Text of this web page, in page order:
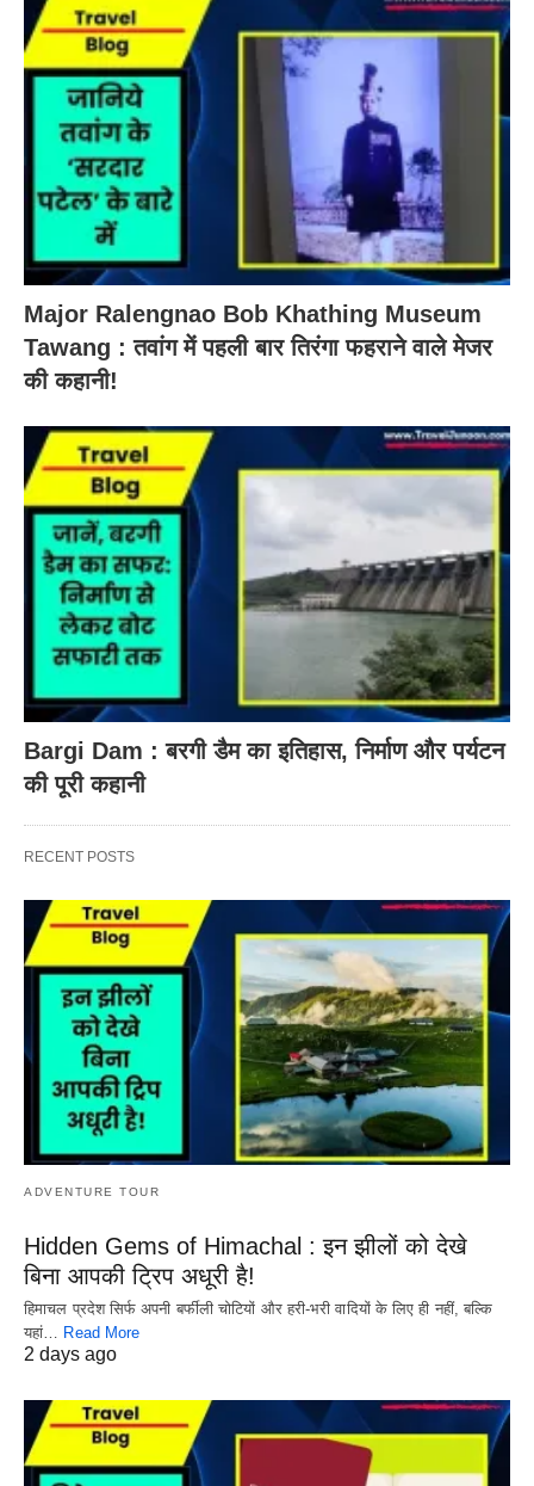
Major Ralengnao Bob Khathing Museum
Tawang : तवांग में पहली बार तिरंगा फहराने वाले मेजर
की कहानी!
Bargi Dam : बरगी डैम का इतिहास, निर्माण और पर्यटन
की पूरी कहानी
RECENT POSTS
ADVENTURE TOUR
Hidden Gems of Himachal : इन झीलों को देखे
बिना आपकी ट्रिप अधूरी है!
हिमाचल प्रदेश सिर्फ अपनी बर्फीली चोटियों और हरी-भरी वादियों के लिए ही नहीं, बल्कि
यहां…
Read More
2 days ago